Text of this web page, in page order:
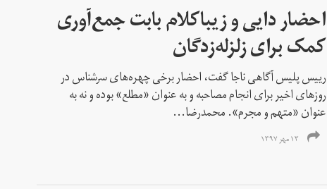
احضار دایی و زیباکلام بابت جمع‌آوری
کمک برای زلزله‌زدگان
رییس پلیس آگاهی ناجا گفت، احضار برخی چهره‌های سرشناس در
روزهای اخیر برای انجام مصاحبه و به عنوان «مطلع» بوده و نه به
عنوان «متهم و مجرم». محمدرضا...
۱۳ مهر ۱۳۹۷